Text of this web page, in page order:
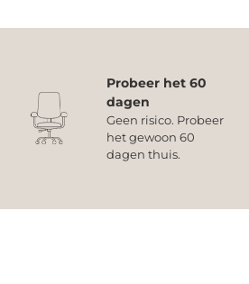
Probeer het 60
dagen
Geen risico. Probeer
het gewoon 60
dagen thuis.